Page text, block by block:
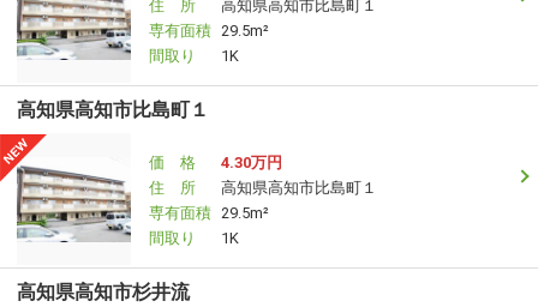
住 所
高知県高知市比島町１
専有面積 29.5m²
間取り
1K
高知県高知市比島町１
価 格
4.30万円
住 所
高知県高知市比島町１
専有面積 29.5m²
間取り
1K
高知県高知市杉井流